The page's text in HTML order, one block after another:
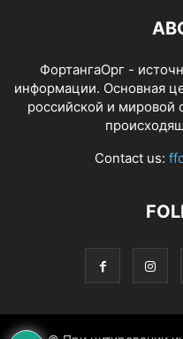
ФортангаОрг -
информации. Основная
российской и мировой
Contact us: